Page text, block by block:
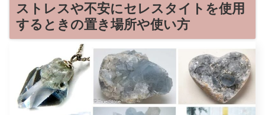
ストレスや不安にセレスタイトを使用
するときの置き場所や使い方